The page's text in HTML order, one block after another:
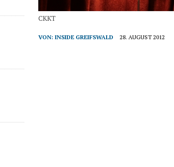
CKKT
VON:INSIDE GREIFSWALD 28. AUGUST 2012